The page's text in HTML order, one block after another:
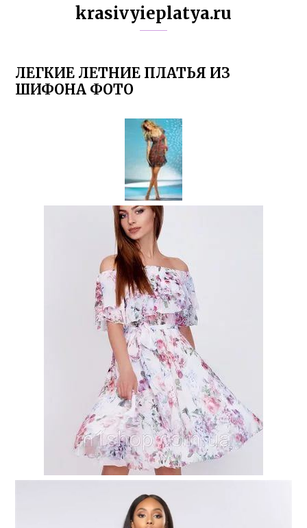
krasivyieplatya.ru
ЛЕГКИЕ ЛЕТНИЕ ПЛАТЬЯ ИЗ
ШИФОНА ФОТО